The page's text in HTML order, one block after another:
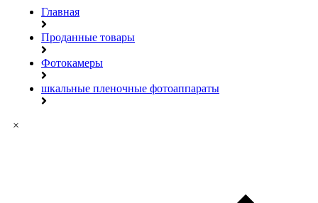
Главная
Проданные товары
Фотокамеры
шкальные пленочные фотоаппараты
×